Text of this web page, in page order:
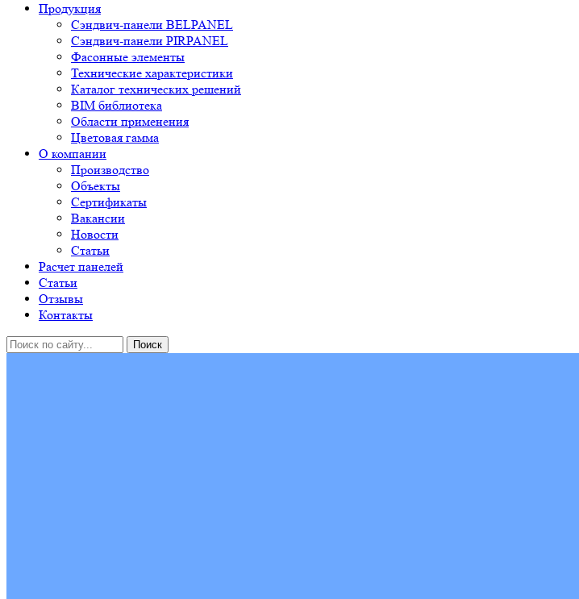
Продукция
Сэндвич-панели BELPANEL
Сэндвич-панели PIRPANEL
Фасонные элементы
Технические характеристики
Каталог технических решений
BIM библиотека
Области применения
Цветовая гамма
О компании
Производство
Объекты
Сертификаты
Вакансии
Новости
Статьи
Расчет панелей
Статьи
Отзывы
Контакты